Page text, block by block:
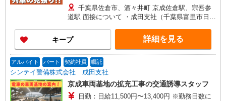
見張員資格取得＋500円（週4日以上1,000円） 精
勤手当1,000円 ●夜勤：MAX日収14,400円 日給
12,400円 列車見張員資格取得＋500円（週4日以上
1,000円） 精勤手当1,000円 ■初任研修手当：3日
間3万円支給 （研修手当1日9,000円＋食事手当1日
1,000円×3日） ※研修3日間の交通費も支給 ■入社
祝い金5万円支給 研修終了後 15回勤務で2万円 30
回勤務で3万円 初任研修手当と合わせて8万円！
千葉県佐倉市、酒々井町 京成佐倉駅、宗吾参
道駅 面接について ・成田支社（千葉県富里市日吉
キープ 詳細を見る
アルバイト パート 契約社員 嘱託
シンテイ警備株式会社 成田支社
京成車両基地の拡充工事の交通誘導スタッフ
日勤：日給11,500円〜13,400円 ※勤務日数に